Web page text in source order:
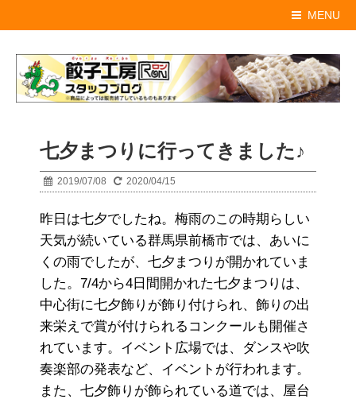
MENU
七夕まつりに行ってきました♪
2019/07/08 2020/04/15
昨日は七夕でしたね。梅雨のこの時期らしい
天気が続いている群馬県前橋市では、あいに
くの雨でしたが、七夕まつりが開かれていま
した。7/4から4日間開かれた七夕まつりは、
中心街に七夕飾りが飾り付けられ、飾りの出
来栄えで賞が付けられるコンクールも開催さ
れています。イベント広場では、ダンスや吹
奏楽部の発表など、イベントが行われます。
また、七夕飾りが飾られている道では、屋台